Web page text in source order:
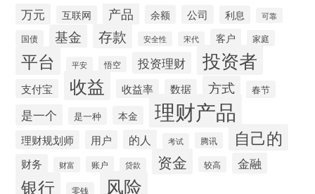
万元 互联网 产品 余额 公司 利息 可靠
国债 基金 存款 安全性 宋代 客户 家庭
平台 平安 悟空 投资理财 投资者
支付宝 收益 收益率 数据 方式 春节
是一个 是一种 本金 理财产品
理财规划师 用户 的人 考试 腾讯 自己的
财务 财富 账户 贷款 资金 较高 金融
银行 零钱 风险